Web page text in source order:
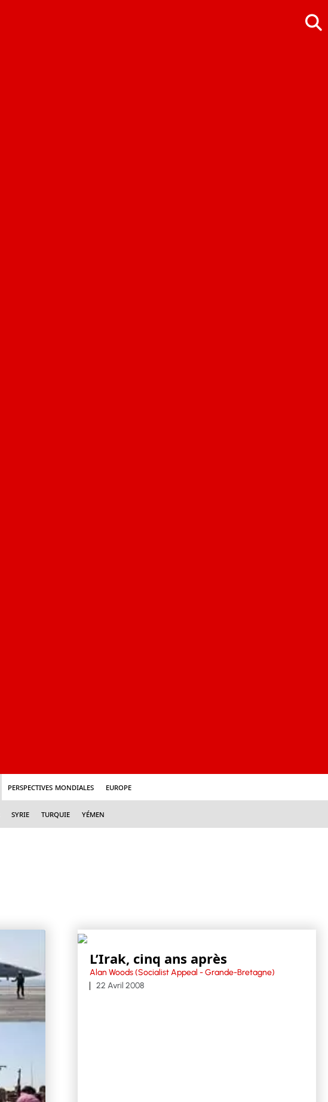
Perspectives mondiales Europe
Syrie Turquie Yémen
L’Irak, cinq ans après
Alan Woods (Socialist Appeal - Grande-Bretagne)
22 Avril 2008